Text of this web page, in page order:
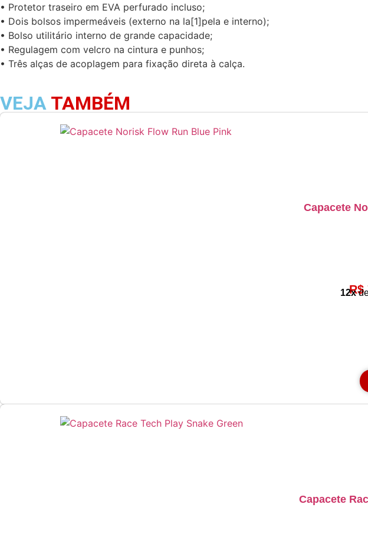
• Protetor traseiro em EVA perfurado incluso;
• Dois bolsos impermeáveis (externo na la[1]pela e interno);
• Bolso utilitário interno de grande capacidade;
• Regulagem com velcro na cintura e punhos;
• Três alças de acoplagem para fixação direta à calça.
VEJA TAMBÉM
Capacete
R$
12x
Capacete